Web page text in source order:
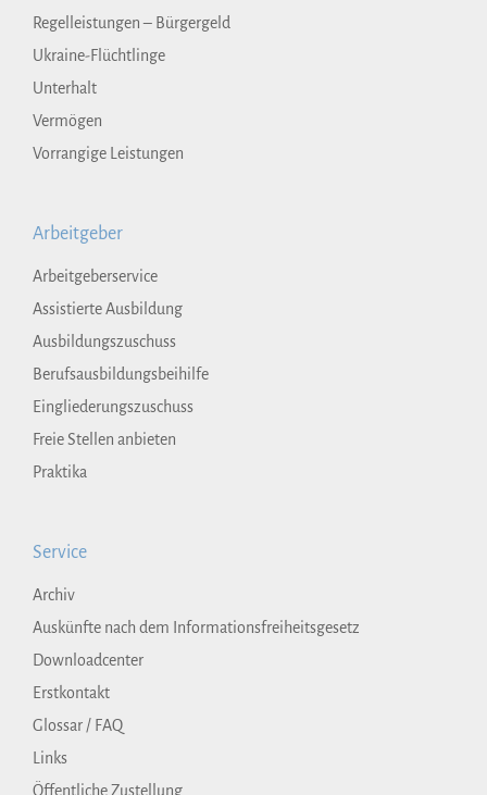
Regelleistungen – Bürgergeld
Ukraine-Flüchtlinge
Unterhalt
Vermögen
Vorrangige Leistungen
Arbeitgeber
Arbeitgeberservice
Assistierte Ausbildung
Ausbildungszuschuss
Berufsausbildungsbeihilfe
Eingliederungszuschuss
Freie Stellen anbieten
Praktika
Service
Archiv
Auskünfte nach dem Informationsfreiheitsgesetz
Downloadcenter
Erstkontakt
Glossar / FAQ
Links
Öffentliche Zustellung